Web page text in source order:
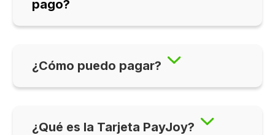
pago?
¿Cómo puedo pagar?
¿Qué es la Tarjeta PayJoy?